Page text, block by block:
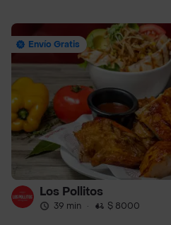
Envío Gratis
Los Pollitos
39 min · $ 8000